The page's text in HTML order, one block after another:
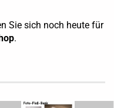
Sie sich noch heute für
.